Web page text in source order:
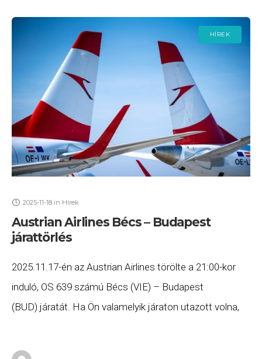
HÍREK
2025-11-18 in Hírek
Austrian Airlines Bécs – Budapest
járattörlés
2025.11.17-én az Austrian Airlines törölte a 21:00-kor
induló, OS 639 számú Bécs (VIE) – Budapest
(BUD) járatát. Ha Ön valamelyik járaton utazott volna,